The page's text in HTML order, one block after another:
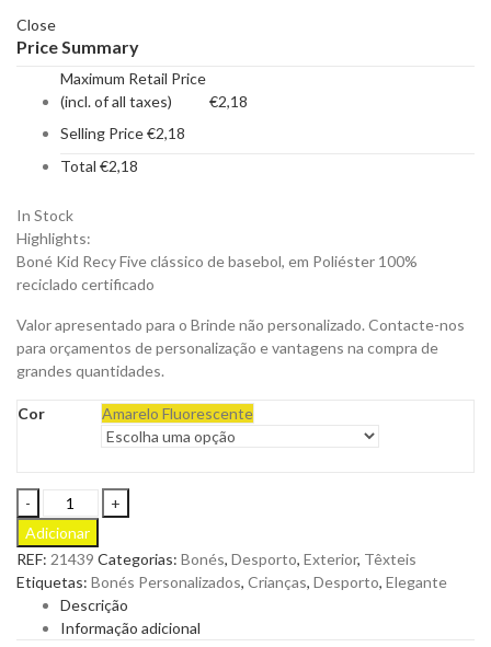
Close
Price Summary
Maximum Retail Price
(incl. of all taxes)
€2,18
Selling Price€2,18
Total €2,18
In Stock
Highlights:
Boné Kid Recy Five clássico de basebol, em Poliéster 100%
reciclado certificado
Valor apresentado para o Brinde não personalizado. Contacte-nos
para orçamentos de personalização e vantagens na compra de
grandes quantidades.
Cor Amarelo Fluorescente
Boné
Sommer
Infantil
Bicolor
em
Poliéster
Fluorescente
Adicionar
REF: 21439 Categorias: Bonés, Desporto, Exterior, Têxteis
Etiquetas: Bonés Personalizados, Crianças, Desporto, Elegante
Descrição
Informação adicional